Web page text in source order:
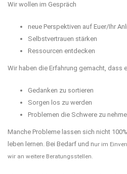
Wir wollen im Gespräch
neue Perspektiven auf Euer/Ihr
Selbstvertrauen stärken
Ressourcen entdecken
Wir haben die Erfahrung gemacht, dass
Gedanken zu sortieren
Sorgen los zu werden
Problemen die Schwere zu
Manche Probleme lassen sich nicht
leben lernen. Bei Bedarf und nur im
wir an weitere Beratungsstellen.